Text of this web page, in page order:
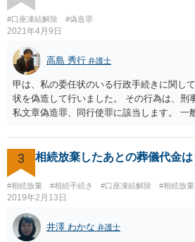
#口座凍結解除 #偽造罪
2021年4月9日
高島 秀行 弁護士
甲は、私の委任状のいる行政手続きに関し
状を偽造して行いました。 その行為は、
私文章偽造罪、同行使罪に該当します。 一
か？ 委任状を偽造して使用することは
ので できないと思います。
3 相続放棄したあとの葬儀代金
#相続放棄 #相続手続き #口座凍結解除 #相続放棄
2019年2月13日
井澤 わかな 弁護士